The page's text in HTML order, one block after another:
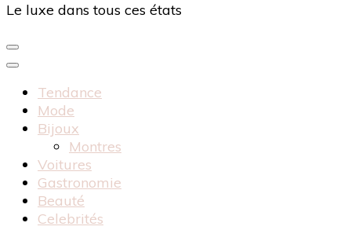
Le luxe dans tous ces états
Tendance
Mode
Bijoux
Montres
Voitures
Gastronomie
Beauté
Celebrités